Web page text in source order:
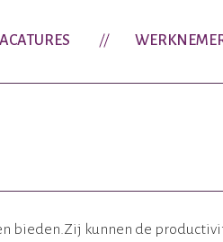
bieden.Zij kunnen de